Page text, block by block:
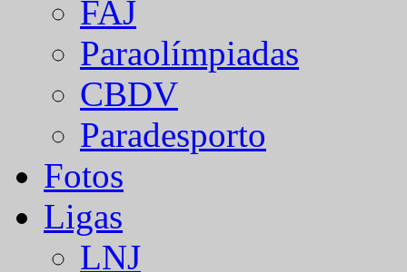
FAJ
Paraolímpiadas
CBDV
Paradesporto
Fotos
Ligas
LNJ